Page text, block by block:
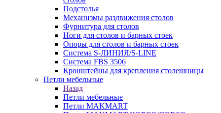
Подстолья
Механизмы раздвижения столов
Фурнитура для столов
Ноги для столов и барных стоек
Опоры для столов и барных стоек
Система S-ЛИНИЯ/S-LINE
Система FBS 3506
Кронштейны для крепления столешницы
Петли мебельные
Назад
Петли мебельные
Петли MAKMART